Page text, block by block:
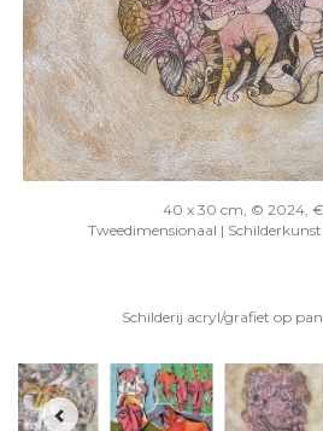
40 x 30 cm, © 2024,
Tweedimensionaal |
Schilderij acryl/grafiet op